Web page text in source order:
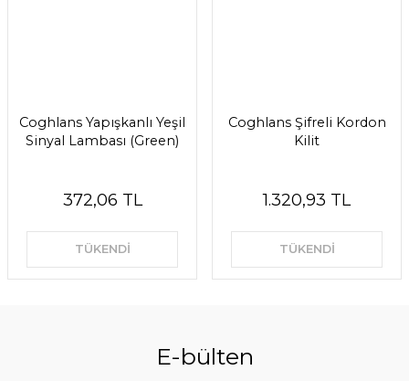
Coghlans Yapışkanlı Yeşil
Sinyal Lambası (Green)
372,06 TL
TÜKENDİ
Coghlans Şifreli Kordon
Kilit
1.320,93 TL
TÜKENDİ
E-bülten